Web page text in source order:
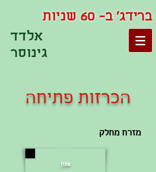
ברידג' ב- 60 שניות
אלדד
גינוסר
הכרזות פתיחה
מזרח מחלק
צפון